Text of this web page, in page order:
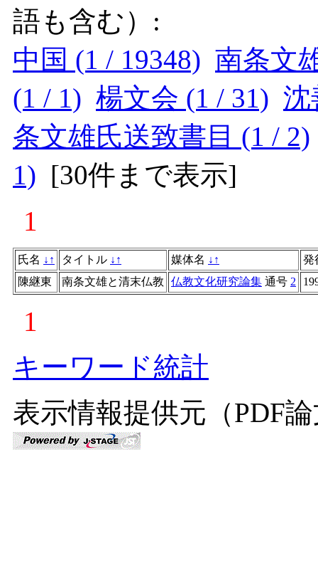
語も含む）:
中国 (1 / 19348) 南条文
(1 / 1) 楊文会 (1 / 31) 沈
条文雄氏送致書目 (1 / 2)
1) [30件まで表示]
1
氏名 ↓ ↑ タイトル ↓ ↑ 媒体名 ↓ ↑
発
陳継東
南条文雄と清末仏教 仏教文化研究論集 通号 2
1
キーワード統計
表示情報提供元（PDF